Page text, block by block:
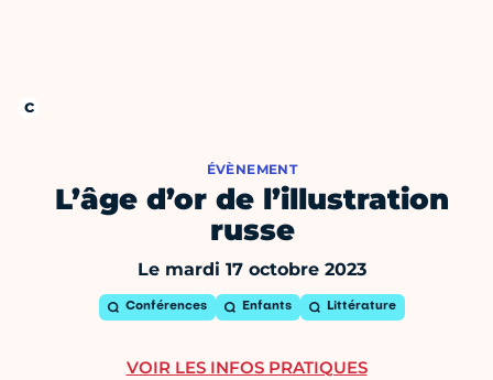
ÉVÈNEMENT
L’âge d’or de l’illustration
russe
Le mardi 17 octobre 2023
Conférences Enfants Littérature
VOIR LES INFOS PRATIQUES